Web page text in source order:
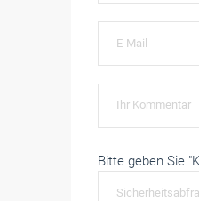
Bitte geben Sie